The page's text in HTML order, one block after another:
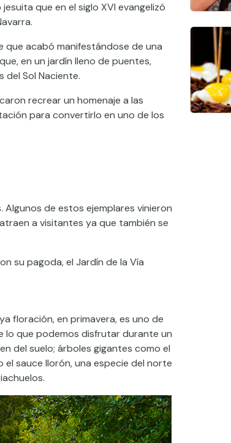
que en el siglo XVI evangelizó
que acabó manifestándose de una
en un jardín lleno de puentes,
del Sol Naciente.
recrear un homenaje a las
para convertirlo en uno de los
de estos ejemplares vinieron
a visitantes ya que también se
su pagoda, el Jardín de la Vía
floración, en primavera, es uno de
lo que podemos disfrutar durante un
del suelo; árboles gigantes como el
sauce llorón, una especie del norte